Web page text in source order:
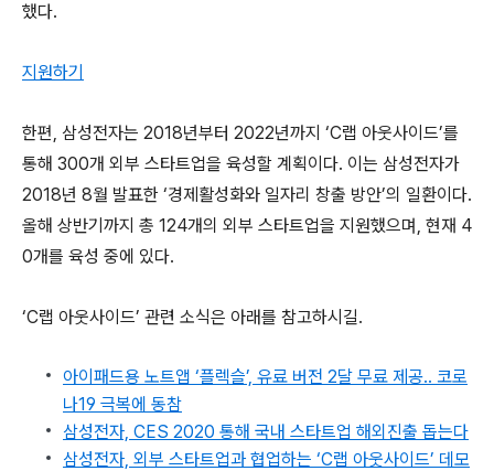
했다.
지원하기
한편, 삼성전자는 2018년부터 2022년까지 ‘C랩 아웃사이드’를
통해 300개 외부 스타트업을 육성할 계획이다. 이는 삼성전자가
2018년 8월 발표한 ‘경제활성화와 일자리 창출 방안’의 일환이다.
올해 상반기까지 총 124개의 외부 스타트업을 지원했으며, 현재 4
0개를 육성 중에 있다.
‘C랩 아웃사이드’ 관련 소식은 아래를 참고하시길.
아이패드용 노트앱 ‘플렉슬’, 유료 버전 2달 무료 제공.. 코로
나19 극복에 동참
삼성전자, CES 2020 통해 국내 스타트업 해외진출 돕는다
삼성전자, 외부 스타트업과 협업하는 ‘C랩 아웃사이드’ 데모